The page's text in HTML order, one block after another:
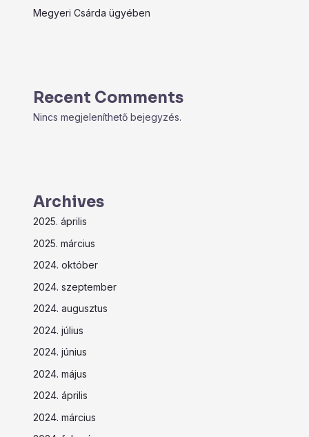
Megyeri Csárda ügyében
Recent Comments
Nincs megjeleníthető bejegyzés.
Archives
2025. április
2025. március
2024. október
2024. szeptember
2024. augusztus
2024. július
2024. június
2024. május
2024. április
2024. március